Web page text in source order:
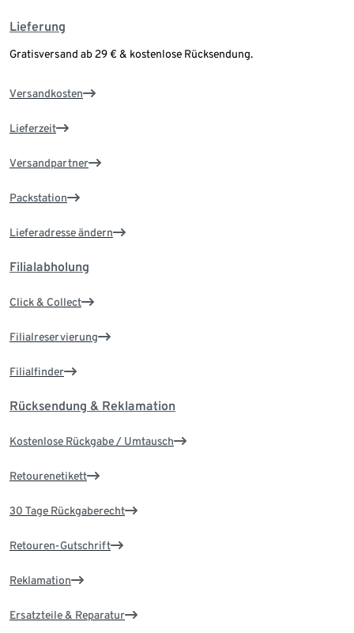
Lieferung
Gratisversand ab 29 € & kostenlose Rücksendung.
Versandkosten
Lieferzeit
Versandpartner
Packstation
Lieferadresse ändern
Filialabholung
Click & Collect
Filialreservierung
Filialfinder
Rücksendung & Reklamation
Kostenlose Rückgabe / Umtausch
Retourenetikett
30 Tage Rückgaberecht
Retouren-Gutschrift
Reklamation
Ersatzteile & Reparatur